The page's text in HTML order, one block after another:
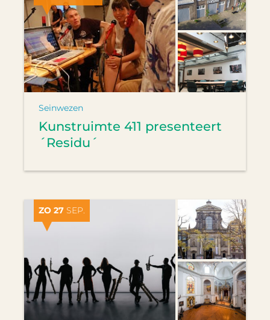
Seinwezen
Kunstruimte 411 presenteert
´Residu´
ZO 27 SEP.